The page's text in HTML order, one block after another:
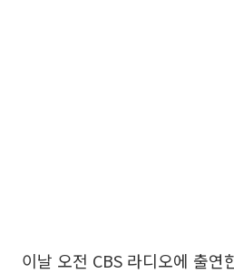
이날 오전 CBS 라디오에 출연